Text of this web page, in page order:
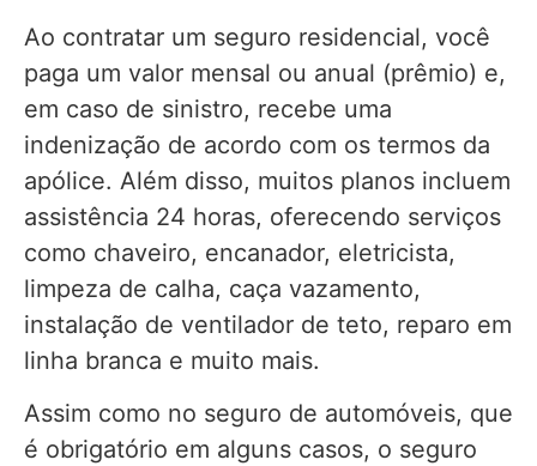
Ao contratar um seguro residencial, você
paga um valor mensal ou anual (prêmio) e,
em caso de sinistro, recebe uma
indenização de acordo com os termos da
apólice. Além disso, muitos planos incluem
assistência 24 horas, oferecendo serviços
como chaveiro, encanador, eletricista,
limpeza de calha, caça vazamento,
instalação de ventilador de teto, reparo em
linha branca e muito mais.
Assim como no seguro de automóveis, que
é obrigatório em alguns casos, o seguro